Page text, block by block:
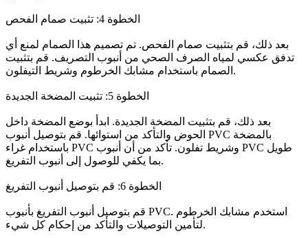
الخطوة 4: تثبيت صمام الفحص
بعد ذلك، قم بتثبيت صمام الفحص. تم تصميم هذا الصمام لمنع أي
تدفق عكسي لمياه الصرف الصحي من أنبوب التصريف. قم بتثبيت
الصمام باستخدام مشابك الخرطوم وشريط التيفلون.
الخطوة 5: تثبيت المضخة الجديدة
بعد ذلك، قم بتثبيت المضخة الجديدة. ابدأ بوضع المضخة داخل
الحوض والتأكد من استوائها. قم بتوصيل أنبوب PVC بالمضخة
باستخدام غراء PVC وشريط تفلون. تأكد من أن أنبوب PVC طويل
بما يكفي للوصول إلى أنبوب التفريغ.
الخطوة 6: قم بتوصيل أنبوب التفريغ
قم بتوصيل أنبوب التفريغ بأنبوب PVC. استخدم مشابك الخرطوم
لتأمين التوصيلات والتأكد من إحكام كل شيء.